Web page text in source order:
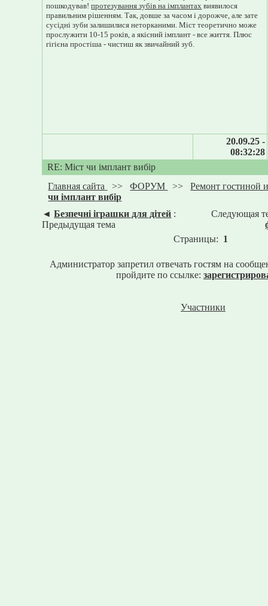
пошкодував!протезування зубів на імплантах виявилося
правильним рішенням. Так, довше за часом і дорожче, але зате
сусідні зуби залишилися неторканими. Міст теоретично може
прослужити 10-15 років, а якісний імплант - все життя. Плюс
гігієна простіша - чистиш як звичайний зуб.
20.09.25 -
08:32:28
RE: Міст чи імплант вибір
Главная сайта
>>ФОРУМ >>Ремонт гостиной
чи імплант вибір
◄Безпечні іграшки для дітей :
Предыдущая тема
Следующая
Страницы: 1
Администратор запретил отвечать гостям на
пройдите по ссылке:
Участники